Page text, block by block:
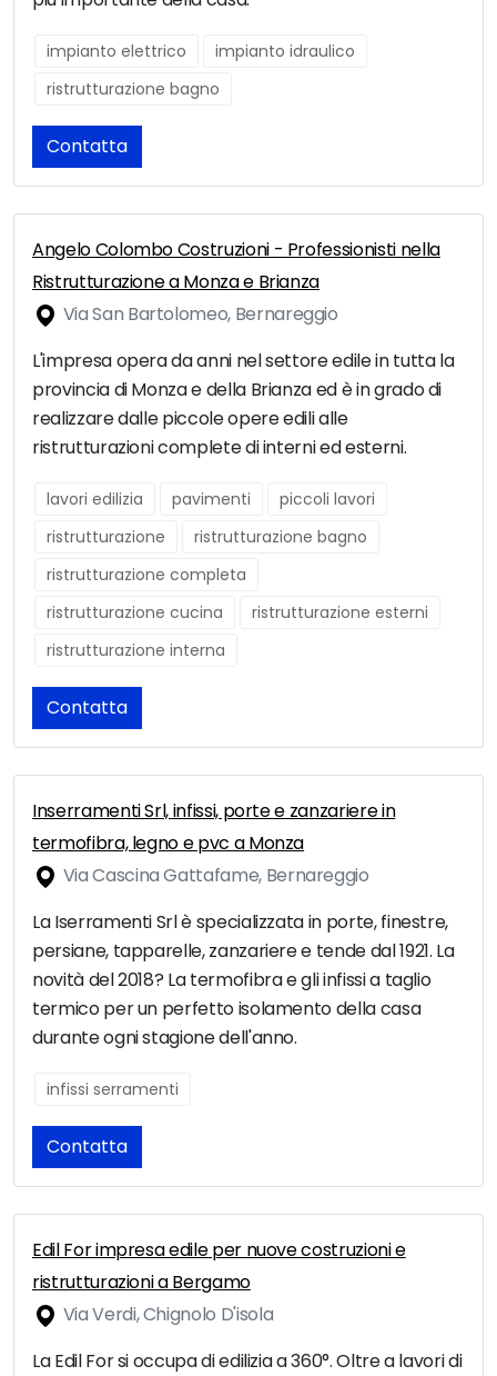
impianto elettrico
impianto idraulico
ristrutturazione bagno
Contatta
Angelo Colombo Costruzioni - Professionisti nella
Ristrutturazione a Monza e Brianza
Via San Bartolomeo, Bernareggio
L'impresa opera da anni nel settore edile in tutta la
provincia di Monza e della Brianza ed è in grado di
realizzare dalle piccole opere edili alle
ristrutturazioni complete di interni ed esterni.
lavori edilizia pavimenti
piccoli lavori
ristrutturazione
ristrutturazione bagno
ristrutturazione completa
ristrutturazione cucina
ristrutturazione esterni
ristrutturazione interna
Contatta
Inserramenti Srl, infissi, porte e zanzariere in
termofibra, legno e pvc a Monza
Via Cascina Gattafame, Bernareggio
La Iserramenti Srl è specializzata in porte, finestre,
persiane, tapparelle, zanzariere e tende dal 1921. La
novità del 2018? La termofibra e gli infissi a taglio
termico per un perfetto isolamento della casa
durante ogni stagione dell'anno.
infissi serramenti
Contatta
Edil For impresa edile per nuove costruzioni e
ristrutturazioni a Bergamo
Via Verdi, Chignolo D'isola
La Edil For si occupa di edilizia a 360°. Oltre a lavori di